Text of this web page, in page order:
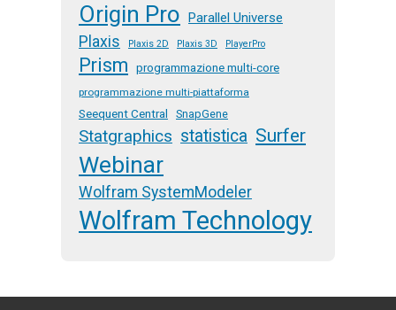
Origin Pro Parallel Universe
Plaxis Plaxis 2D Plaxis 3D PlayerPro
Prism programmazione multi-core
programmazione multi-piattaforma
Seequent Central SnapGene
Statgraphics statistica Surfer
Webinar
Wolfram SystemModeler
Wolfram Technology